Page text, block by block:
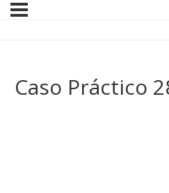
Caso Práctico